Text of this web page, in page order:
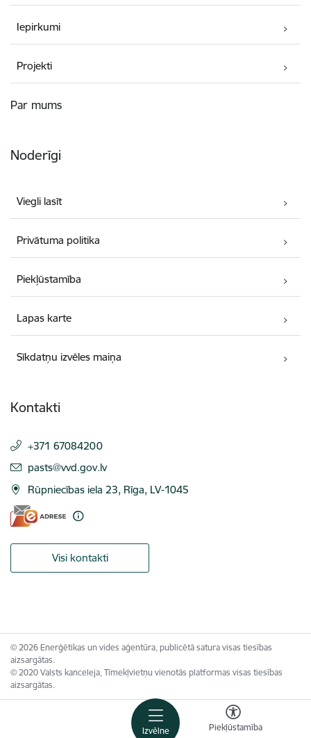
Izvēlne Piekļūstamība
Iepirkumi
Projekti
Par mums
Noderīgi
Viegli lasīt
Privātuma politika
Piekļūstamība
Lapas karte
Sīkdatņu izvēles maiņa
Kontakti
+371 67084200
E-pasts:
pasts@vvd.gov.lv
Rūpniecības iela 23, Rīga, LV-1045
Visi kontakti
© 2026 Enerģētikas un vides aģentūra, publicētā satura visas tiesības
aizsargātas.
© 2020 Valsts kanceleja, Tīmekļvietņu vienotās platformas visas tiesības
aizsargātas.